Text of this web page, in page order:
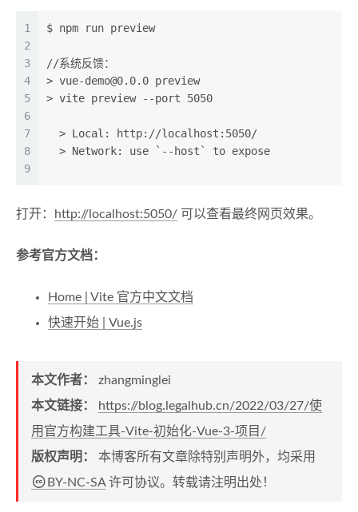
1
2
3
4
5
6
7
8
9
$ npm run preview
//系统反馈：
> vue-demo@0.0.0 preview
> vite preview --port 5050
  > Local: http://localhost:5050/
  > Network: use `--host` to expose
打开： http://localhost:5050/ 可以查看最终网页效果。
参考官方文档：
Home | Vite 官方中文文档
快速开始 | Vue.js
本文作者： zhangminglei
本文链接：
https://blog.legalhub.cn/2022/03/27/使
用官方构建工具-Vite-初始化-Vue-3-项目/
版权声明： 本博客所有文章除特别声明外，均采用
BY-NC-SA许可协议。转载请注明出处！